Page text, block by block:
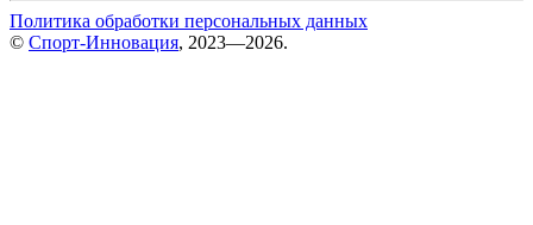
Политика обработки персональных данных
© Спорт-Инновация, 2023—2026.